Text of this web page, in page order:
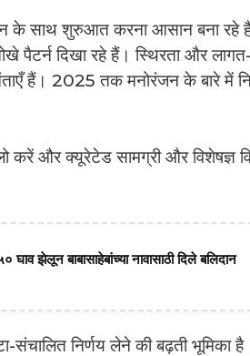
साथ शुरुआत करना आसान बना रहे
पैटर्न दिखा रहे हैं। स्थिरता और
हैं। 2025 तक मनोरंजन के बारे में
और क्यूरेटेड सामग्री और विशेषज्ञ
झेलून बाबासाहेबांच्या नावासाठी दिले बलिदान
निर्णय लेने की बढ़ती भूमिका